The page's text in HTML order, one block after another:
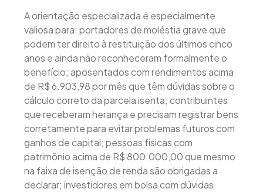
A orientação especializada é especialmente
valiosa para: portadores de moléstia grave que
podem ter direito à restituição dos últimos cinco
anos e ainda não reconheceram formalmente o
benefício; aposentados com rendimentos acima
de R$ 6.903,98 por mês que têm dúvidas sobre o
cálculo correto da parcela isenta; contribuintes
que receberam herança e precisam registrar bens
corretamente para evitar problemas futuros com
ganhos de capital; pessoas físicas com
patrimônio acima de R$ 800.000,00 que mesmo
na faixa de isenção de renda são obrigadas a
declarar; investidores em bolsa com dúvidas